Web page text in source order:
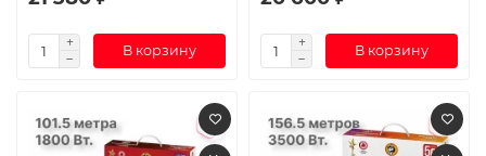
В корзину В корзину